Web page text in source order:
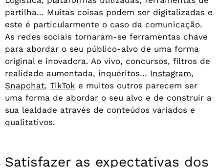
partilha... Muitas coisas podem ser digitalizadas e
este é particularmente o caso da comunicação.
As redes sociais tornaram-se ferramentas chave
para abordar o seu público-alvo de uma forma
original e inovadora. Ao vivo, concursos, filtros de
realidade aumentada, inquéritos... Instagram,
Snapchat, TikTok e muitos outros parecem ser
uma forma de abordar o seu alvo e de construir a
sua lealdade através de conteúdos variados e
qualitativos.
Satisfazer as expectativas dos